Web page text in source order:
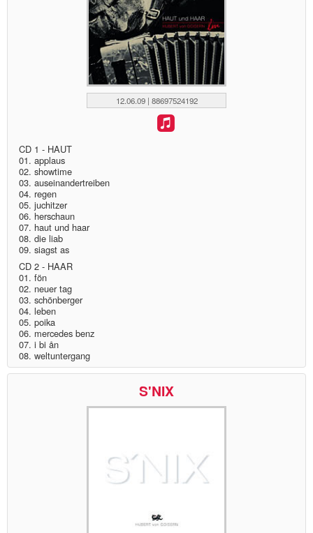
12.06.09 | 88697524192
CD 1 - HAUT
01. applaus
02. showtime
03. auseinandertreiben
04. regen
05. juchitzer
06. herschaun
07. haut und haar
08. die liab
09. siagst as
CD 2 - HAAR
01. fön
02. neuer tag
03. schönberger
04. leben
05. poika
06. mercedes benz
07. i bi ån
08. weltuntergang
S'NIX